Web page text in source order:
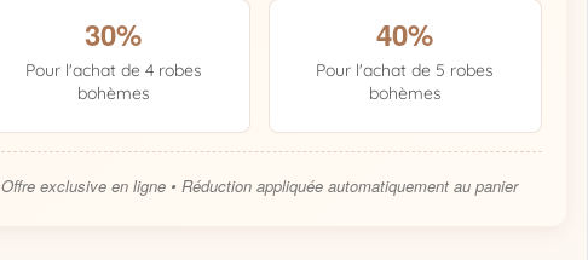
30%
Pour l'achat de 4 robes
bohèmes
40%
Pour l'achat de 5 robes
bohèmes
Offre exclusive en ligne • Réduction appliquée automatiquement au panier